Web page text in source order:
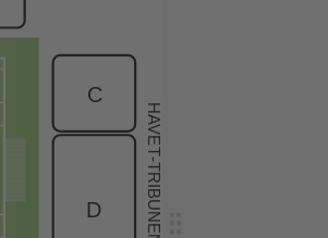
C
D
H
A
VE
T
-TRIBUNEN